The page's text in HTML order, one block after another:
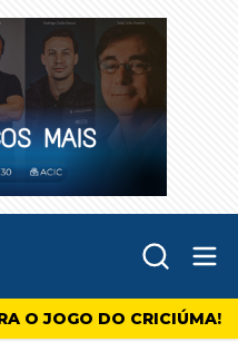
O JOGO DO CRICIÚMA!